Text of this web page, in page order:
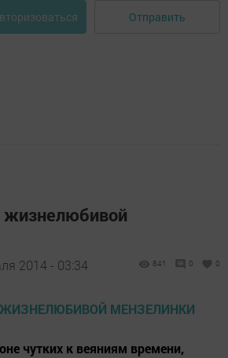
Отправить
жизнелюбивой
2014 - 03:34 841 0 0
чутких к веяниям времени,